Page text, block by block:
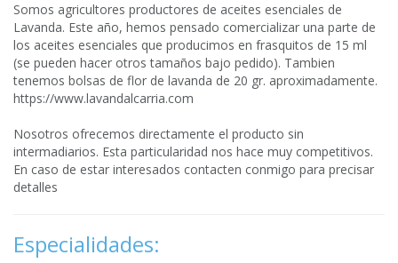
Somos agricultores productores de aceites esenciales de
Lavanda. Este año, hemos pensado comercializar una parte de
los aceites esenciales que producimos en frasquitos de 15 ml
(se pueden hacer otros tamaños bajo pedido). Tambien
tenemos bolsas de flor de lavanda de 20 gr. aproximadamente.
https://www.lavandalcarria.com
Nosotros ofrecemos directamente el producto sin
intermadiarios. Esta particularidad nos hace muy competitivos.
En caso de estar interesados contacten conmigo para precisar
detalles
Especialidades: